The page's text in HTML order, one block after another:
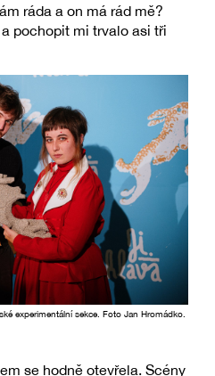
ráda a on má rád mě?
pochopit mi trvalo asi tři
experimentální sekce. Foto Jan Hromádko.
se hodně otevřela. Scény